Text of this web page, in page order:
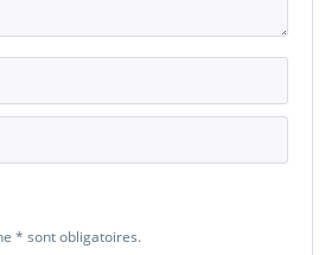
* sont obligatoires.